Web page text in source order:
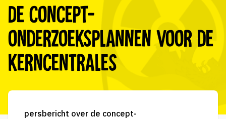
De concept-
onderzoeksplannen voor de
kerncentrales
persbericht over de concept-